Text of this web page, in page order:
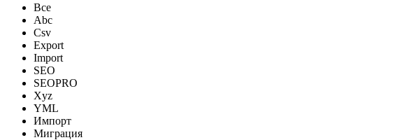
Все
Abc
Csv
Export
Import
SEO
SEOPRO
Xyz
YML
Импорт
Миграция